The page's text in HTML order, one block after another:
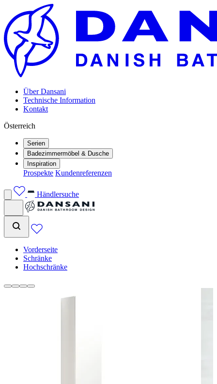
Über Dansani
Technische Information
Kontakt
Österreich
Serien
Badezimmermöbel & Dusche
Inspiration
Prospekte Kundenreferenzen
Händlersuche
Vorderseite
Schränke
Hochschränke